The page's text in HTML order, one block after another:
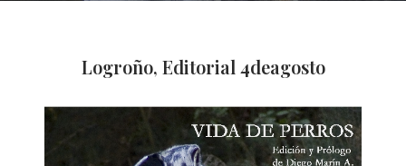
Logroño, Editorial 4deagosto